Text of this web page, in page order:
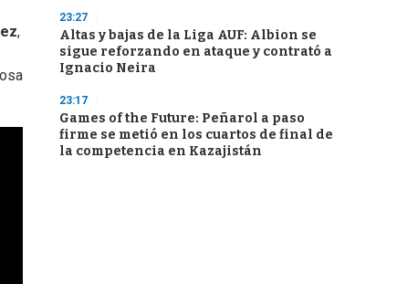
,
23:27
Altas y bajas de la Liga AUF: Albion se
sigue reforzando en ataque y contrató a
Ignacio Neira
23:17
Games of the Future: Peñarol a paso
firme se metió en los cuartos de final de
la competencia en Kazajistán